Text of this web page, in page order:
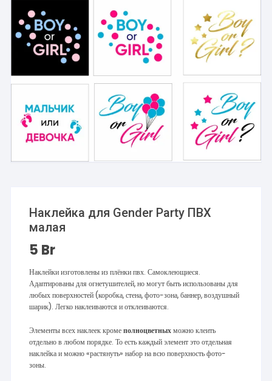
Наклейка для Gender Party ПВХ
малая
5 Br
Наклейки изготовлены из плёнки пвх. Самоклеющиеся.
Адаптированы для огнетушителей, но могут быть использованы для
любых поверхностей (коробка, стена, фото-зона, баннер, воздушный
шарик). Легко наклеиваются и отклеиваются.
Элементы всех наклеек кромеполноцветныхможно клеить
отдельно в любом порядке. То есть каждый элемент это отдельная
наклейка и можно «растянуть» набор на всю поверхность фото-
зоны.